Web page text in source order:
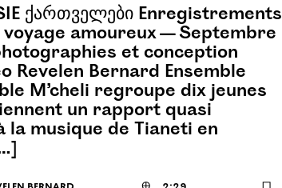
ქართველები Enregistrements
voyage amoureux — Septembre
et conception
Revelen Bernard Ensemble
M’cheli regroupe dix jeunes
un rapport quasi
la musique de Tianeti en